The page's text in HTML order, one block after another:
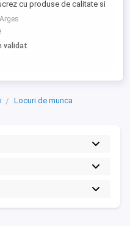
cu produse de calitate si
fiecărui detaliu pentru un
Unde? In Pitesti(lângă
de fac la telefon, in
pe WhatsApp
validat
Locuri de munca